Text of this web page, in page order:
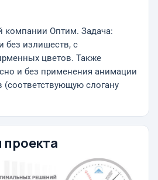
компании Оптим. Задача:
без излишеств, с
цветов. Также
и без применения анимации
(соответствующую слогану